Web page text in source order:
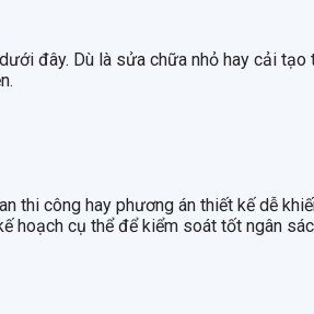
đây. Dù là sửa chữa nhỏ hay cải tạo
thi công hay phương án thiết kế dễ
hoạch cụ thể để kiểm soát tốt ngân